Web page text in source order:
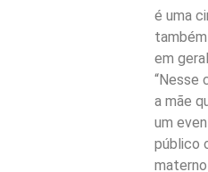
é uma
em
“Nesse
a mãe
um
público